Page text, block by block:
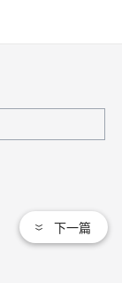
下一篇